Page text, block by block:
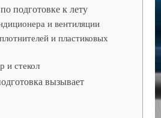
подготовке к лету
и вентиляции
и пластиковых
и стекол
вызывает